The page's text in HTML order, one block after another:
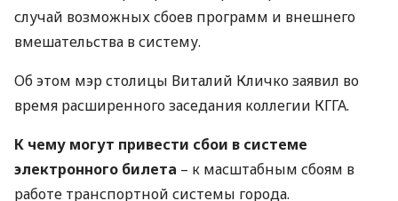
случай возможных сбоев программ и внешнего
вмешательства в систему.
Об этом мэр столицы Виталий Кличко заявил во
время расширенного заседания коллегии КГГА.
К чему могут привести сбои в системе
электронного билета – к масштабным сбоям в
работе транспортной системы города.